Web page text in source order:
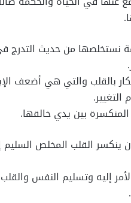
نستخلصها من حديث التدرج
بالقلب والتي هي أضعف
التغيير.
بين يدي خالقها.
ينكسر القلب المخلص السليم
إليه وتسليم النفس